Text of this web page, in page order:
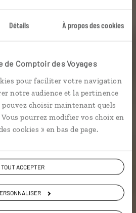
Détails À propos des cookies
de Comptoir des Voyages
pour faciliter votre navigation
notre audience et la pertinence
pouvez choisir maintenant quels
pourrez modifier vos choix en
cookies » en bas de page.
TOUT ACCEPTER
vue du
ciel
toscane avec vol en
les voyages en Italie
PHOTOS